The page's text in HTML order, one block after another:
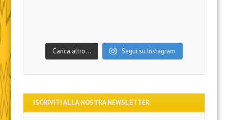
Carica altro… Segui su Instagram
ISCRIVITI ALLA NOSTRA NEWSLETTER